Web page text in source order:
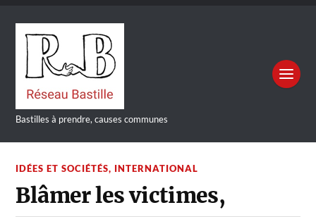
Bastilles à prendre, causes communes
IDÉES ET SOCIÉTÉS, INTERNATIONAL
Blâmer les victimes,